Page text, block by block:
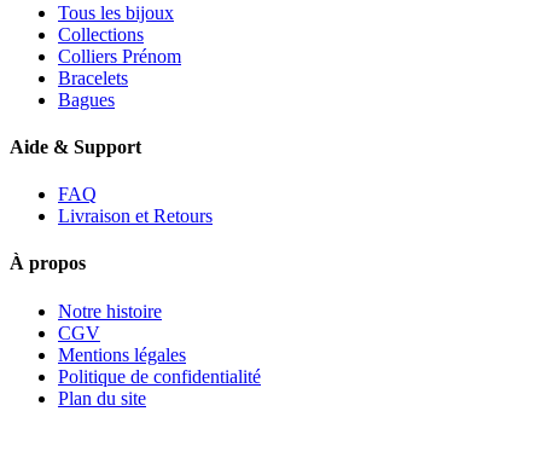
Tous les bijoux
Collections
Colliers Prénom
Bracelets
Bagues
Aide & Support
FAQ
Livraison et Retours
À propos
Notre histoire
CGV
Mentions légales
Politique de confidentialité
Plan du site